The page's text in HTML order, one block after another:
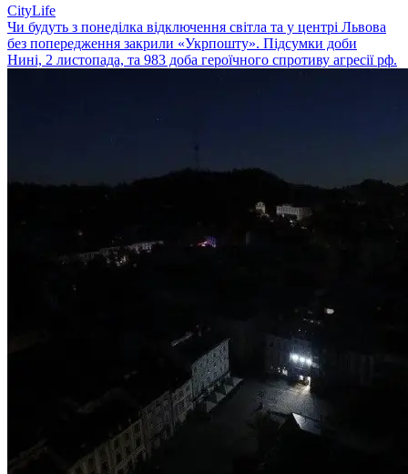
CityLife
Чи будуть з понеділка відключення світла та у центрі Львова
без попередження закрили «Укрпошту». Підсумки доби
Нині, 2 листопада, та 983 доба героїчного спротиву агресії рф.